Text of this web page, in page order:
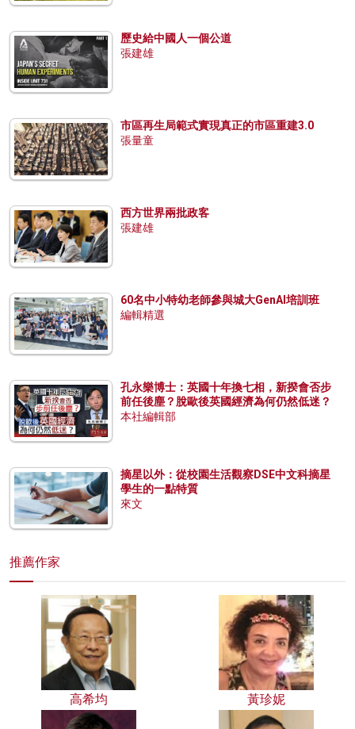
歷史給中國人一個公道
張建雄
市區再生局範式實現真正的市區重建3.0
張量童
西方世界兩批政客
張建雄
60名中小特幼老師參與城大GenAI培訓班
編輯精選
孔永樂博士：英國十年換七相，新揆會否步
前任後塵？脫歐後英國經濟為何仍然低迷？
本社編輯部
摘星以外：從校園生活觀察DSE中文科摘星
學生的一點特質
來文
推薦作家
高希均 黃珍妮